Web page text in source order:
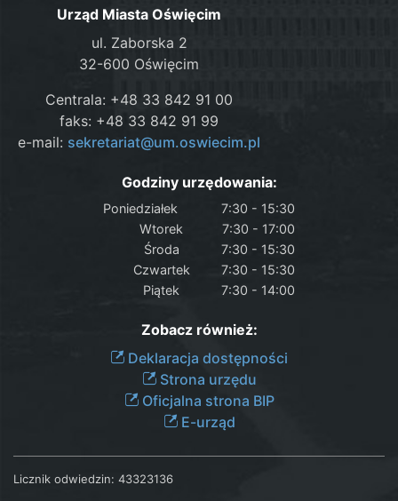
Urząd Miasta Oświęcim
ul. Zaborska 2
32-600 Oświęcim
Centrala: +48 33 842 91 00
faks: +48 33 842 91 99
e-mail: sekretariat@um.oswiecim.pl
Godziny urzędowania:
Poniedziałek
7:30 - 15:30
Wtorek
7:30 - 17:00
Środa
7:30 - 15:30
Czwartek
7:30 - 15:30
Piątek
7:30 - 14:00
Zobacz również:
Deklaracja dostępności
Strona urzędu
Oficjalna strona BIP
E-urząd
Licznik odwiedzin: 43323136